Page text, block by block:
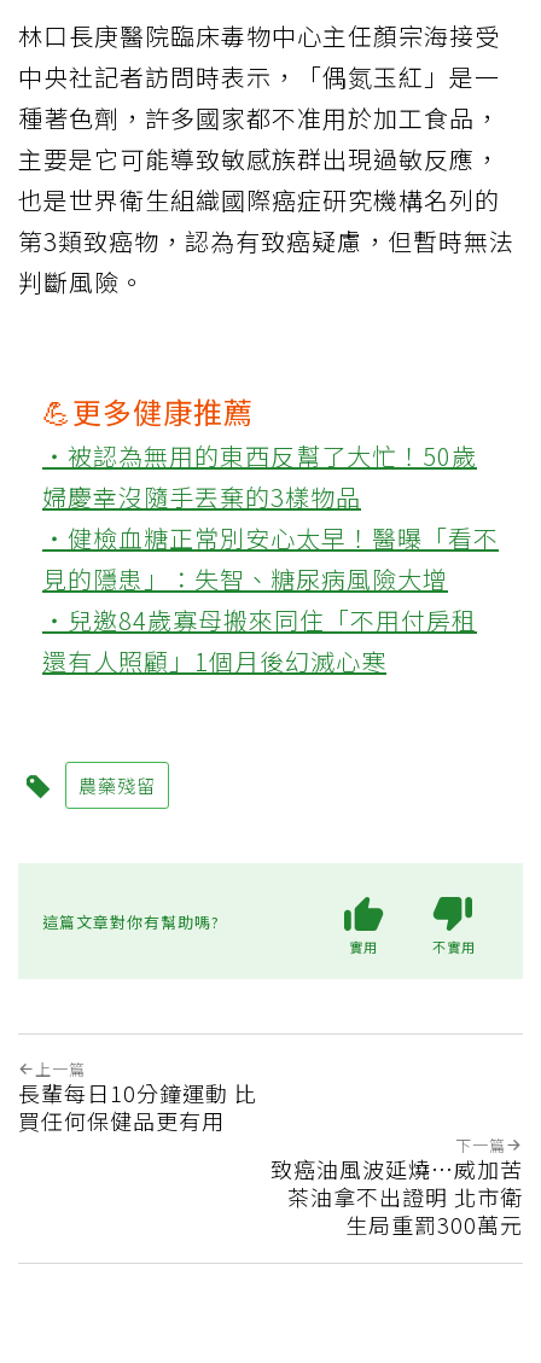
林口長庚醫院臨床毒物中心主任顏宗海接受
中央社記者訪問時表示，「偶氮玉紅」是一
種著色劑，許多國家都不准用於加工食品，
主要是它可能導致敏感族群出現過敏反應，
也是世界衛生組織國際癌症研究機構名列的
第3類致癌物，認為有致癌疑慮，但暫時無法
判斷風險。
💪更多健康推薦
‧被認為無用的東西反幫了大忙！50歲
婦慶幸沒隨手丟棄的3樣物品
‧健檢血糖正常別安心太早！醫曝「看不
見的隱患」：失智、糖尿病風險大增
‧兒邀84歲寡母搬來同住「不用付房租
還有人照顧」1個月後幻滅心寒
農藥殘留
這篇文章對你有幫助嗎?
實用 不實用
上一篇
長輩每日10分鐘運動 比
買任何保健品更有用
下一篇
致癌油風波延燒…威加苦
茶油拿不出證明 北市衛
生局重罰300萬元